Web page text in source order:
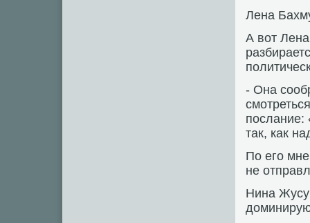
Лена
А вот
- Она
послание:
так, как
По его
не
Нина